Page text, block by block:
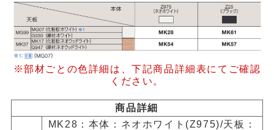
※部材ごとの色詳細は、下記商品詳細表にてご確認
ください。
商品詳細
MK28：本体：ネオホワイト(Z975)/天板：